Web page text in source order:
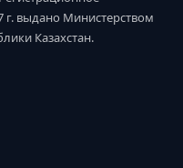
г. выдано Министерством
Казахстан.